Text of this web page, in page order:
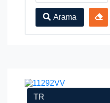
Arama
TR